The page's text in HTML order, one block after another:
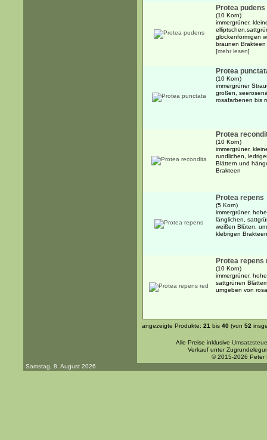
Protea pudens
(10 Korn)
immergrüner,
glockenförmigen
braunen Brakteen
[mehr lesen]
Protea
(10 Korn)
immergrüner
großen,
rosafarbenen bis
Protea
(10 Korn)
immergrüner,
rundlichen,
Blättern und
Brakteen
Protea repens
(5 Korn)
immergrüner,
länglichen,
weißen Blüten,
klebrigen
Protea repens
(10 Korn)
immergrüner,
sattgrünen
umgeben von
angezeigte Produkte: 21 bis 40 (von 52
Alle Preise inklusive
Verkauf unter
© 2015-2026 Peter
Samstag, 8. August 2026